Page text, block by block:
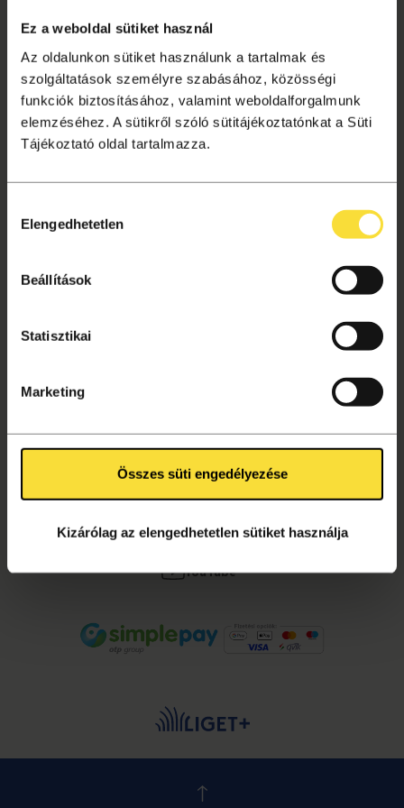
Ez a weboldal sütiket használ
Az oldalunkon sütiket használunk a tartalmak és
szolgáltatások személyre szabásához, közösségi
funkciók biztosításához, valamint weboldalforgalmunk
elemzéséhez. A sütikről szóló sütitájékoztatónkat a Süti
Tájékoztató oldal tartalmazza.
kiválasztása
Elengedhetetlen
Beállítások
Statisztikai
Marketing
Összes süti engedélyezése
Kizárólag az elengedhetetlen sütiket használja
Tagságok
Gyakori kérdések
Jegyvásárlás
Ajándékutalvány
KÖVESS MINKET!
YouTube